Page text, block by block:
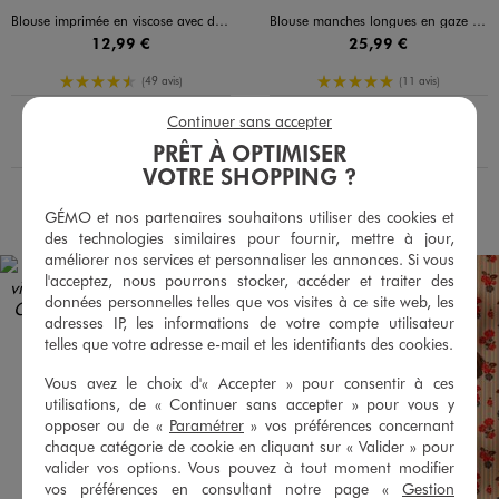
Blouse imprimée en viscose avec décolleté en V femme
12,99 €
4.5/5 de moyenne
(49 avis)
Le produit est disponible :
Retrait 4h en magasin : Pour connaître la disponibilité de ce produit :
Choisir un magasin
Blouse manches longues en gaze de coton brodé femme grande taille
25,99 €
5/5 de moyenne
(11 avis)
Choisir un magasin
PRÊT À OPTIMISER
VOTRE SHOPPING ?
GÉMO et nos partenaires souhaitons utiliser des cookies et
des technologies similaires pour fournir, mettre à jour,
améliorer nos services et personnaliser les annonces. Si vous
l'acceptez, nous pourrons stocker, accéder et traiter des
données personnelles telles que vos visites à ce site web, les
adresses IP, les informations de votre compte utilisateur
telles que votre adresse e-mail et les identifiants des cookies.
Vous avez le choix d'« Accepter » pour consentir à ces
utilisations, de « Continuer sans accepter » pour vous y
opposer ou de « Paramétrer » vos préférences concernant
chaque catégorie de cookie en cliquant sur « Valider » pour
valider vos options. Vous pouvez à tout moment modifier
vos préférences en consultant notre page « Gestion
Continuer sans accepter